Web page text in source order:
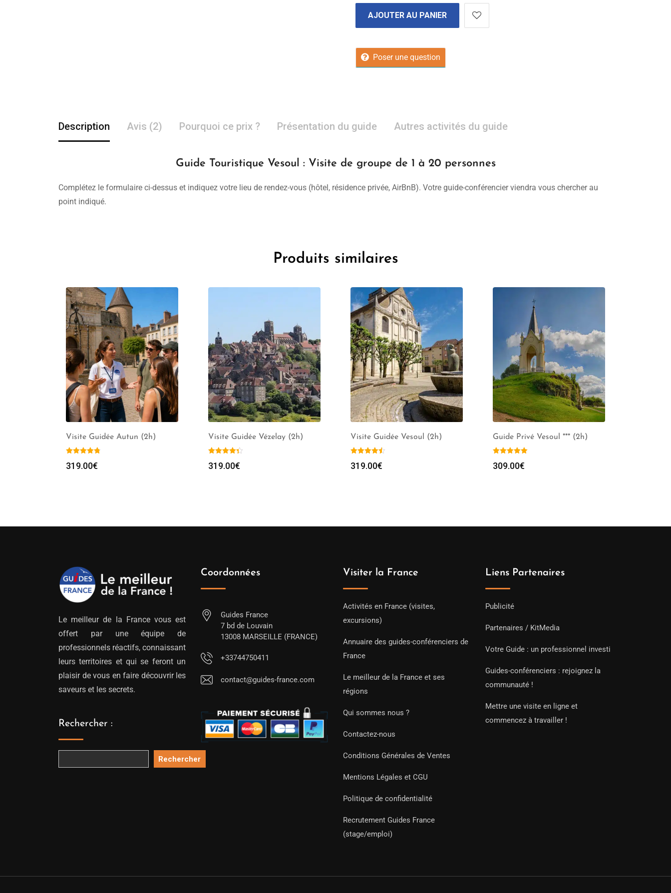
AJOUTER AU PANIER
Poser une question
Description Avis (2) Pourquoi ce prix ? Présentation du guide Autres activités du guide
Guide Touristique Vesoul : Visite de groupe de 1 à 20 personnes
Complétez le formulaire ci-dessus et indiquez votre lieu de rendez-vous (hôtel, résidence privée, AirBnB). Votre guide-conférencier viendra vous chercher au
point indiqué.
Produits similaires
Visite Guidée Autun (2h)
319.00€
Visite Guidée Vézelay (2h)
319.00€
Visite Guidée Vesoul (2h)
319.00€
Guide Privé Vesoul *** (2h)
309.00€
Le meilleur de la France vous est
offert par une équipe de
professionnels réactifs, connaissant
leurs territoires et qui se feront un
plaisir de vous en faire découvrir les
saveurs et les secrets.
Rechercher :
Rechercher
Coordonnées
Guides France
7 bd de Louvain
13008 MARSEILLE (FRANCE)
+33744750411
contact@guides-france.com
Visiter la France
Activités en France (visites,
excursions)
Annuaire des guides-conférenciers de
France
Le meilleur de la France et ses
régions
Qui sommes nous ?
Contactez-nous
Conditions Générales de Ventes
Mentions Légales et CGU
Politique de confidentialité
Recrutement Guides France
(stage/emploi)
Liens Partenaires
Publicité
Partenaires / KitMedia
Votre Guide : un professionnel investi
Guides-conférenciers : rejoignez la
communauté !
Mettre une visite en ligne et
commencez à travailler !